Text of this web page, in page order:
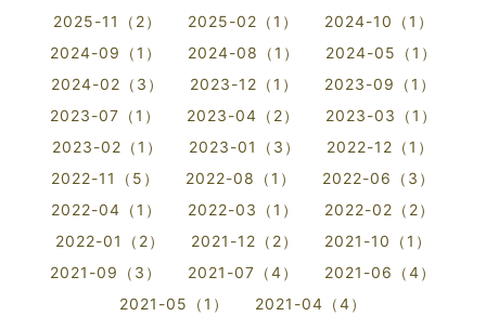
2025-11（2） 2025-02（1）
2024-10（1）
2024-09（1）
2024-08（1）
2024-05（1）
2024-02（3）
2023-12（1）
2023-09（1）
2023-07（1）
2023-04（2）
2023-03（1）
2023-02（1）
2023-01（3）
2022-12（1）
2022-11（5）
2022-08（1）
2022-06（3）
2022-04（1）
2022-03（1）
2022-02（2）
2022-01（2）
2021-12（2）
2021-10（1）
2021-09（3）
2021-07（4）
2021-06（4）
2021-05（1）
2021-04（4）